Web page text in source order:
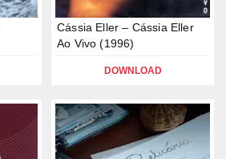
Cássia Eller – Cássia Eller
Ao Vivo (1996)
DOWNLOAD